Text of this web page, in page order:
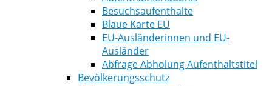
Besuchsaufenthalte
Blaue Karte EU
EU-Ausländerinnen und EU-
Ausländer
Abfrage Abholung Aufenthaltstitel
Bevölkerungsschutz